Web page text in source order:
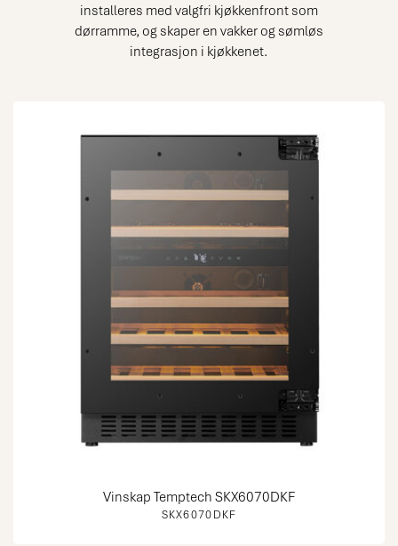
installeres med valgfri kjøkkenfront som
dørramme, og skaper en vakker og sømløs
integrasjon i kjøkkenet.
SKX6070DKF
Vinskap Temptech SKX6070DKF